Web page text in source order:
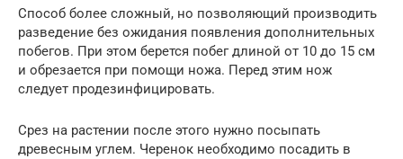
Способ более сложный, но позволяющий производить
разведение без ожидания появления дополнительных
побегов. При этом берется побег длиной от 10 до 15 см
и обрезается при помощи ножа. Перед этим нож
следует продезинфицировать.
Срез на растении после этого нужно посыпать
древесным углем. Черенок необходимо посадить в